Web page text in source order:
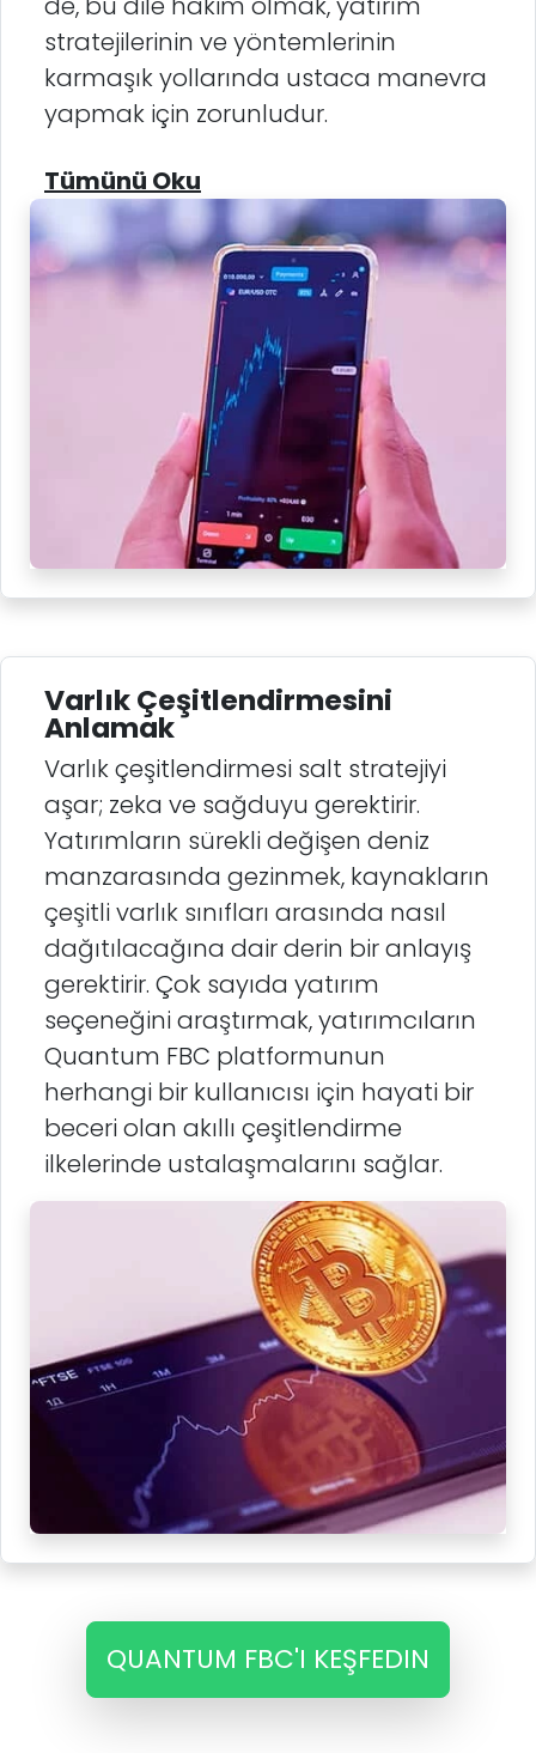
stratejilerinin ve yöntemlerinin
karmaşık yollarında ustaca manevra
yapmak için zorunludur.
Tümünü Oku
Varlık Çeşitlendirmesini
Anlamak
Varlık çeşitlendirmesi salt stratejiyi
aşar; zeka ve sağduyu gerektirir.
Yatırımların sürekli değişen deniz
manzarasında gezinmek, kaynakların
çeşitli varlık sınıfları arasında nasıl
dağıtılacağına dair derin bir anlayış
gerektirir. Çok sayıda yatırım
seçeneğini araştırmak, yatırımcıların
Quantum FBC platformunun
herhangi bir kullanıcısı için hayati bir
beceri olan akıllı çeşitlendirme
ilkelerinde ustalaşmalarını sağlar.
QUANTUM FBC'I KEŞFEDIN